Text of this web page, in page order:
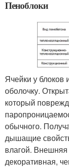
Пеноблоки
Ячейки у блоков
оболочку.
который
обычного.
дышащие
влагой. Внешняя
декоративная,